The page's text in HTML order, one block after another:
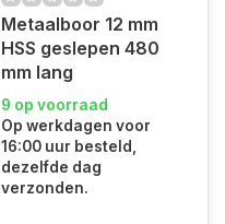
Metaalboor 12 mm
HSS geslepen 480
mm lang
9 op voorraad
Op werkdagen voor
16:00 uur besteld,
dezelfde dag
verzonden.